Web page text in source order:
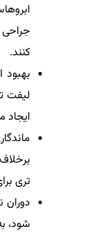
کنند.
لیفت
ایجاد
تری
شود،